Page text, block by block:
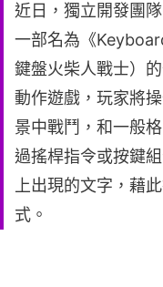
近日，獨立開發團
一部名為《
鍵盤火柴人戰士）
動作遊戲，玩家將
景中戰鬥，和一般
過搖桿指令或按鍵
上出現的文字，藉
式。